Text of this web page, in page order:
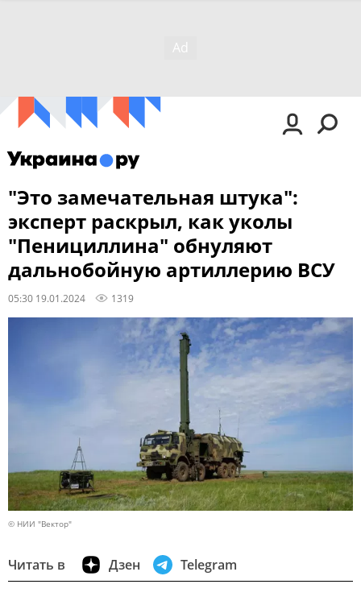
"Это замечательная штука":
эксперт раскрыл, как уколы
"Пенициллина" обнуляют
дальнобойную артиллерию ВСУ
05:30 19.01.2024 1319
© НИИ "Вектор"
Читать в Дзен Telegram